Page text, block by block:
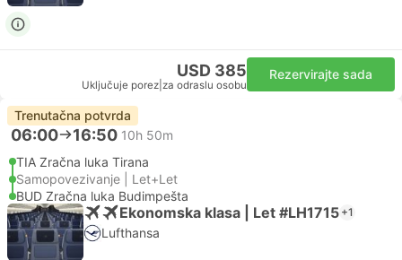
USD 385
Uključuje porez za odraslu osobu
Rezervirajte sada
Trenutačna potvrda
06:00 16:50 10h 50m
TIA Zračna luka Tirana
Samopovezivanje | Let+Let
BUD Zračna luka Budimpešta
Ekonomska klasa | Let #LH1715 +1
Lufthansa